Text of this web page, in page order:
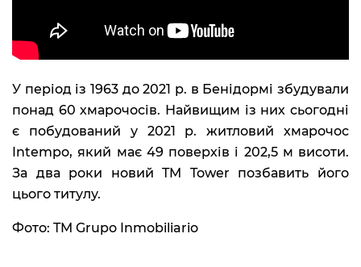
У період із 1963 до 2021 р. в Бенідормі збудували
понад 60 хмарочосів. Найвищим із них сьогодні
є побудований у 2021 р. житловий хмарочос
Intempo, який має 49 поверхів і 202,5 м висоти.
За два роки новий TM Tower позбавить його
цього титулу.
Фото: TM Grupo Inmobiliario